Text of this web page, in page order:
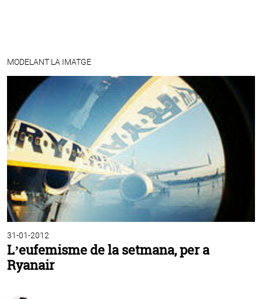
MODELANT LA IMATGE
31-01-2012
L’eufemisme de la setmana, per a
Ryanair